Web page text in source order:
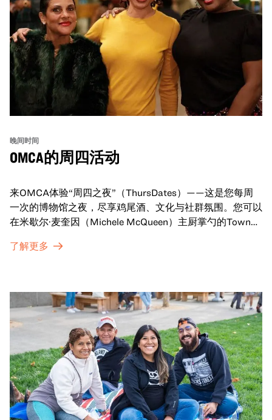
晚间时间
OMCA的周四活动
来OMCA体验“周四之夜”（ThursDates）——这是您每周
一次的博物馆之夜，尽享鸡尾酒、文化与社群氛围。您可以
在米歇尔·麦奎因（Michele McQueen）主厨掌勺的Town
探索那些在夜幕下焕发活力的展厅，那里将呈现快闪表演、
了解更多